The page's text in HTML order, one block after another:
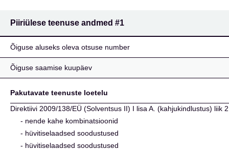
Piiriülese teenuse andmed #1
Õiguse aluseks oleva otsuse number
Õiguse saamise kuupäev
Pakutavate teenuste loetelu
Direktiivi 2009/138/EÜ (Solventsus II) I lisa A. (kahjukindlustus) liik
- nende kahe kombinatsioonid
- hüvitiselaadsed soodustused
- hüvitiselaadsed soodustused